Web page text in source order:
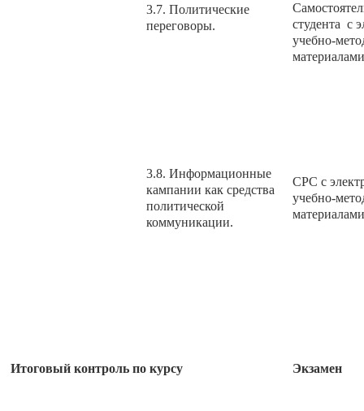
3.7. Политические
переговоры.
студента с
учебно-
материалами
3.8. Информационные
кампании как средства
политической
коммуникации.
СРС с
учебно-
Итоговый контроль по курсу Экзамен